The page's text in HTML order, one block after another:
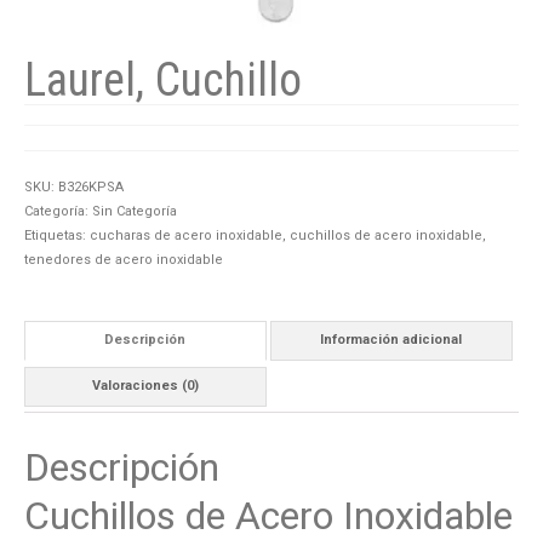
Laurel, Cuchillo
SKU: B326KPSA
Categoría: Sin Categoría
Etiquetas: cucharas de acero inoxidable, cuchillos de acero inoxidable,
tenedores de acero inoxidable
Descripción Información adicional
Valoraciones (0)
Descripción
Cuchillos de Acero Inoxidable